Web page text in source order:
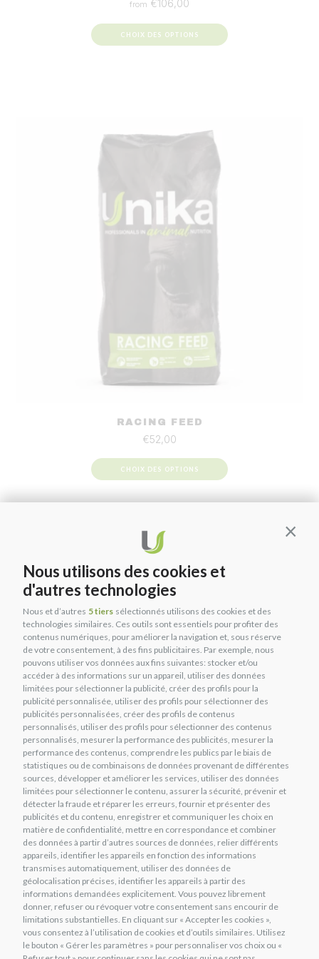
Nous utilisons des cookies et
d'autres technologies
Nous et d’autres 5 tiers sélectionnés utilisons des cookies et des
technologies similaires. Ces outils sont essentiels pour profiter des
contenus numériques, pour améliorer la navigation et, sous réserve
de votre consentement, à des fins publicitaires. Par exemple, nous
pouvons utiliser vos données aux fins suivantes: stocker et/ou
accéder à des informations sur un appareil, utiliser des données
limitées pour sélectionner la publicité, créer des profils pour la
publicité personnalisée, utiliser des profils pour sélectionner des
publicités personnalisées, créer des profils de contenus
personnalisés, utiliser des profils pour sélectionner des contenus
personnalisés, mesurer la performance des publicités, mesurer la
performance des contenus, comprendre les publics par le biais de
statistiques ou de combinaisons de données provenant de différentes
sources, développer et améliorer les services, utiliser des données
limitées pour sélectionner le contenu, assurer la sécurité, prévenir et
détecter la fraude et réparer les erreurs, fournir et présenter des
publicités et du contenu, enregistrer et communiquer les choix en
matière de confidentialité, mettre en correspondance et combiner
des données à partir d’autres sources de données, relier différents
appareils, identifier les appareils en fonction des informations
transmises automatiquement, utiliser des données de
géolocalisation précises, identifier les appareils à partir des
informations demandées explicitement. Vous pouvez librement
donner, refuser ou révoquer votre consentement sans encourir de
limitations substantielles. En cliquant sur « Accepter les cookies »,
vous consentez à l’utilisation de cookies et d’outils similaires. Utilisez
le bouton « Gérer les paramètres » pour personnaliser vos choix ou «
from €106,00
CHOIX DES OPTIONS
RACING FEED
€52,00
CHOIX DES OPTIONS
TENDON 10+
Earn 29 Uniko Points
€290,00